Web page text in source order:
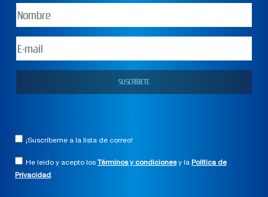
¡Suscríbeme a la lista de correo!
He leído y acepto los Términos y condicionesy la Política de
Privacidad.